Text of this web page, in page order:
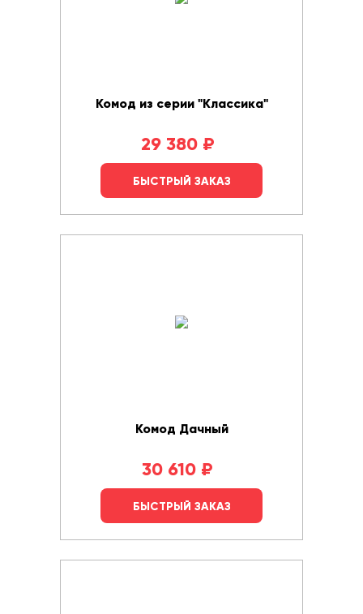
Комод из серии "Классика"
29 380 ₽
БЫСТРЫЙ ЗАКАЗ
Комод Дачный
30 610 ₽
БЫСТРЫЙ ЗАКАЗ